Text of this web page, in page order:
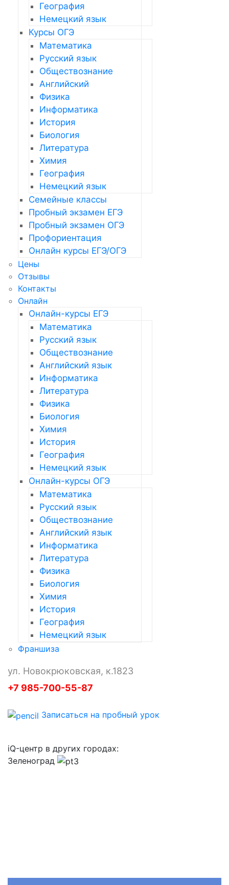
География
Немецкий язык
Курсы ОГЭ
Математика
Русский язык
Обществознание
Английский
Физика
Информатика
История
Биология
Литература
Химия
География
Немецкий язык
Семейные классы
Пробный экзамен ЕГЭ
Пробный экзамен ОГЭ
Профориентация
Онлайн курсы ЕГЭ/ОГЭ
Цены
Отзывы
Контакты
Онлайн
Онлайн-курсы ЕГЭ
Математика
Русский язык
Обществознание
Английский язык
Информатика
Литература
Физика
Биология
Химия
История
География
Немецкий язык
Онлайн-курсы ОГЭ
Математика
Русский язык
Обществознание
Английский язык
Информатика
Литература
Физика
Биология
Химия
История
География
Немецкий язык
Франшиза
ул. Новокрюковская, к.1823
+7 985-700-55-87
Записаться на пробный урок
iQ-центр в других городах:
Зеленоград